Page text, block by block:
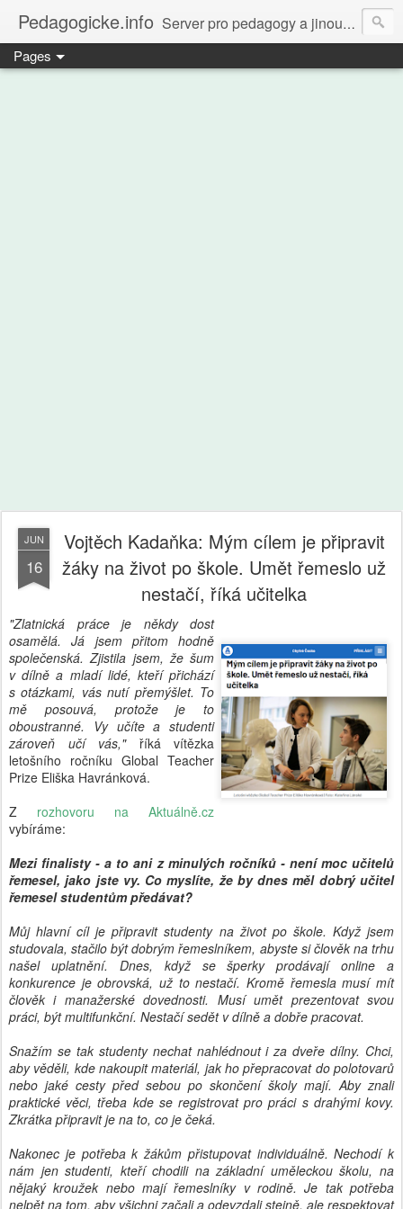
Pedagogicke.info Server pro pedagogy a jinou zvířenu
Pages
JUN
16
Vojtěch Kadaňka: Mým cílem je připravit
žáky na život po škole. Umět řemeslo už
nestačí, říká učitelka
"Zlatnická práce je někdy dost
osamělá. Já jsem přitom hodně
společenská. Zjistila jsem, že šum
v dílně a mladí lidé, kteří přichází
s otázkami, vás nutí přemýšlet. To
mě posouvá, protože je to
oboustranné. Vy učíte a studenti
zároveň učí vás,"říká vítězka
letošního ročníku Global Teacher
Prize Eliška Havránková.
Z rozhovoru na Aktuálně.cz
vybíráme:
Mezi finalisty - a to ani z minulých ročníků - není moc učitelů
řemesel, jako jste vy. Co myslíte, že by dnes měl dobrý učitel
řemesel studentům předávat?
Můj hlavní cíl je připravit studenty na život po škole. Když jsem
studovala, stačilo být dobrým řemeslníkem, abyste si člověk na trhu
našel uplatnění. Dnes, když se šperky prodávají online a
konkurence je obrovská, už to nestačí. Kromě řemesla musí mít
člověk i manažerské dovednosti. Musí umět prezentovat svou
práci, být multifunkční. Nestačí sedět v dílně a dobře pracovat.
Snažím se tak studenty nechat nahlédnout i za dveře dílny. Chci,
aby věděli, kde nakoupit materiál, jak ho přepracovat do polotovarů
nebo jaké cesty před sebou po skončení školy mají. Aby znali
praktické věci, třeba kde se registrovat pro práci s drahými kovy.
Zkrátka připravit je na to, co je čeká.
Nakonec je potřeba k žákům přistupovat individuálně. Nechodí k
nám jen studenti, kteří chodili na základní uměleckou školu, na
nějaký kroužek nebo mají řemeslníky v rodině. Je tak potřeba
nelpět na tom, aby všichni začali a odevzdali stejně, ale respektovat